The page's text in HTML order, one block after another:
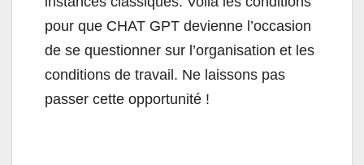
pour que CHAT GPT devienne l’occasion
de se questionner sur l’organisation et les
conditions de travail. Ne laissons pas
passer cette opportunité !